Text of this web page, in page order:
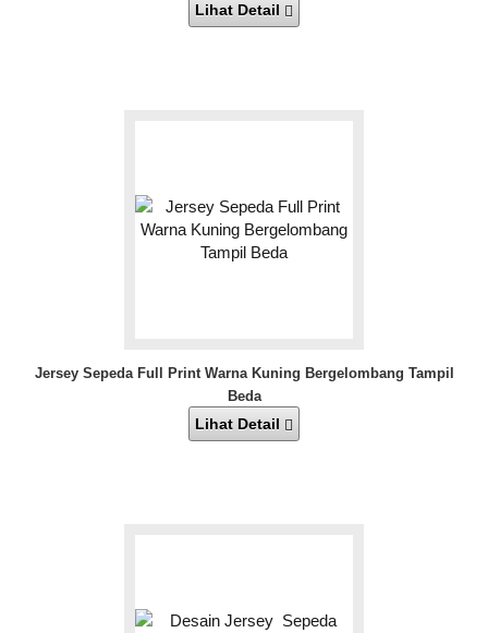
Lihat Detail
Jersey Sepeda Full Print Warna Kuning Bergelombang Tampil
Beda
Lihat Detail